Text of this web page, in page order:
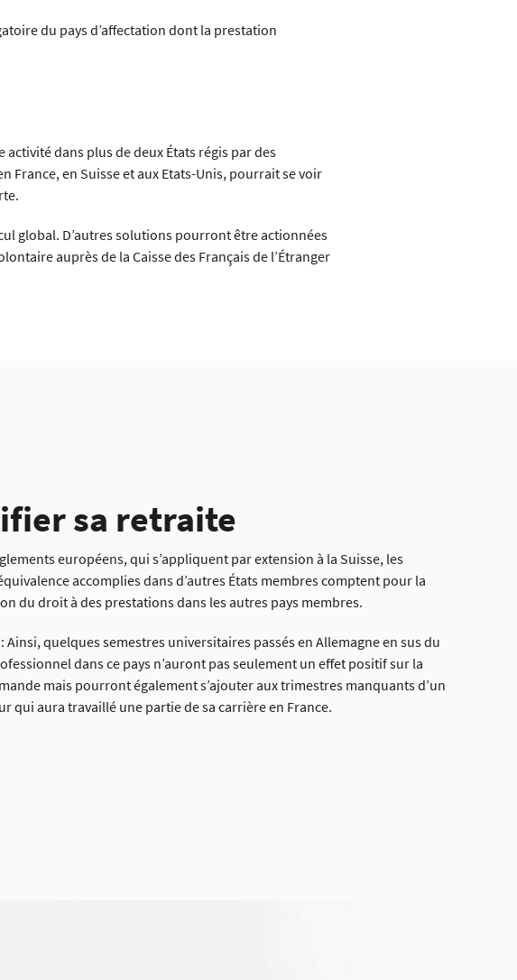
du pays d’affectation dont la prestation
dans plus de deux États régis par des
en Suisse et aux Etats-Unis, pourrait se voir
global. D’autres solutions pourront être actionnées
auprès de la Caisse des Français de l’Étranger
sa retraite
européens, qui s’appliquent par extension à la Suisse, les
accomplies dans d’autres États membres comptent pour la
du droit à des prestations dans les autres pays membres.
: Ainsi, quelques semestres universitaires passés en Allemagne en sus du
dans ce pays n’auront pas seulement un effet positif sur la
mais pourront également s’ajouter aux trimestres manquants d’un
qui aura travaillé une partie de sa carrière en France.